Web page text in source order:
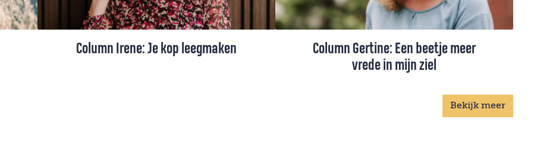
Column Irene: Je kop leegmaken
Column Gertine: Een beetje meer
vrede in mijn ziel
Ds. Gertine Blom maakte een bijzondere
vredeswake mee in haar kleineBekijk meer